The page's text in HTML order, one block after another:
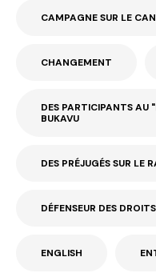
CAMPAGNE SUR LE
CHANGEMENT
DES PARTICIPANTS AU
BUKAVU
DES PRÉJUGÉS SUR LE
DÉFENSEUR DES
ENGLISH